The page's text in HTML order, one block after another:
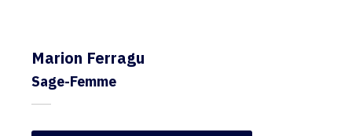
Marion Ferragu
Sage-Femme